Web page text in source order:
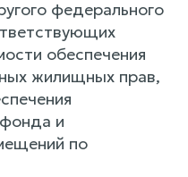
федерального
обеспечения
жилищных прав,
и
по